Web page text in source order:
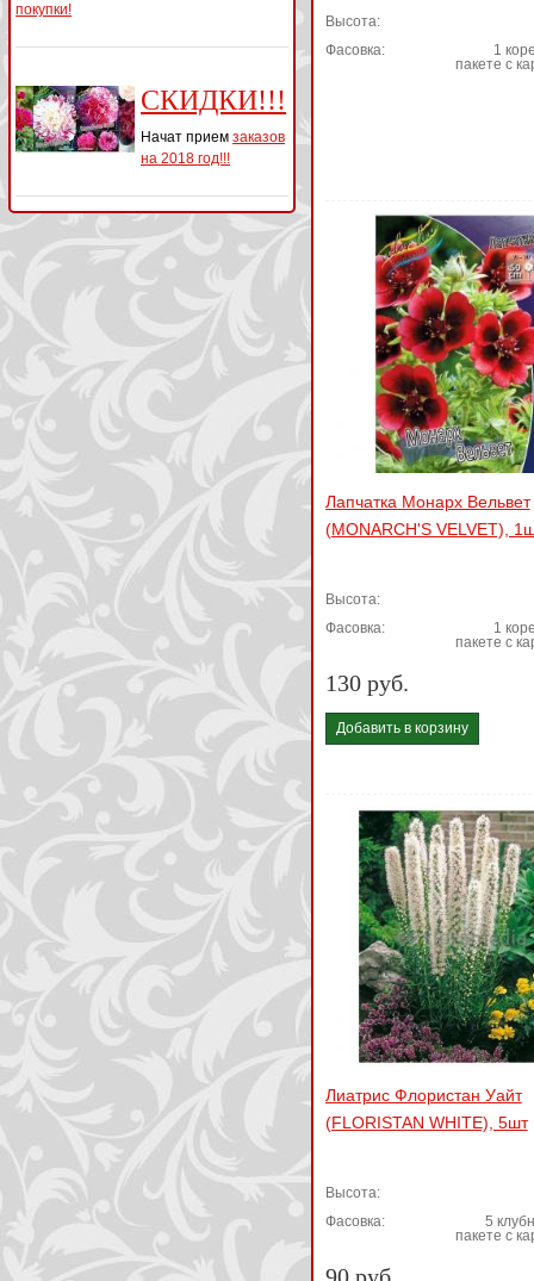
покупки!
СКИДКИ!!!
Начат приемзаказов
на 2018 год!!!
Высота:
Фасовка:
1
пакете с
Лапчатка Монарх Вельвет
(MONARCH'S VELVET),
Высота:
Фасовка:
1
пакете с
130 руб.
Добавить в корзину
Лиатрис Флористан Уайт
(FLORISTAN WHITE), 5шт
Высота:
Фасовка:
5
пакете с